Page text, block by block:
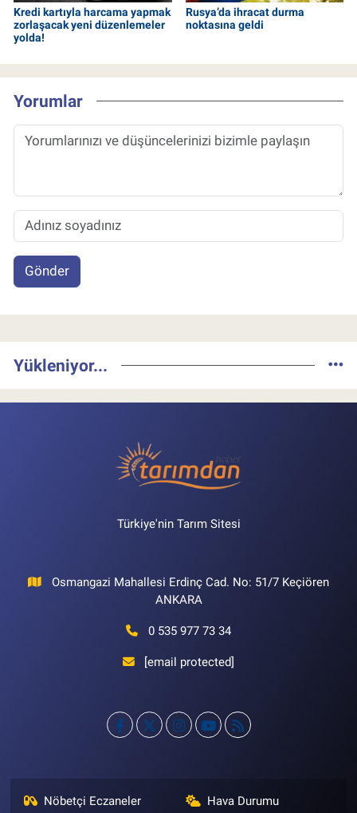
Kredi kartıyla harcama yapmak
zorlaşacak yeni düzenlemeler
yolda!
Rusya’da ihracat durma
noktasına geldi
Yorumlar
Gönder
Yükleniyor...
Türkiye'nin Tarım Sitesi
Osmangazi Mahallesi Erdinç Cad. No: 51/7 Keçiören
ANKARA
0 535 977 73 34
[email protected]
Nöbetçi Eczaneler Hava Durumu